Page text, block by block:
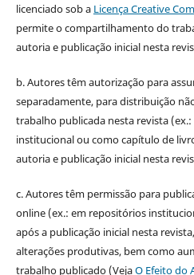
licenciado sob a Licença Creative
permite o compartilhamento do
autoria e publicação inicial nesta
b. Autores têm autorização para
separadamente, para distribuição
trabalho publicada nesta revista
institucional ou como capítulo de
autoria e publicação inicial nesta
c. Autores têm permissão para
online (ex.: em repositórios
após a publicação inicial nesta
alterações produtivas, bem como
trabalho publicado (VejaO Efeito do